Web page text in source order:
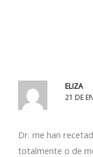
ELIZA
21 DE
Dr. me han
totalmente o de